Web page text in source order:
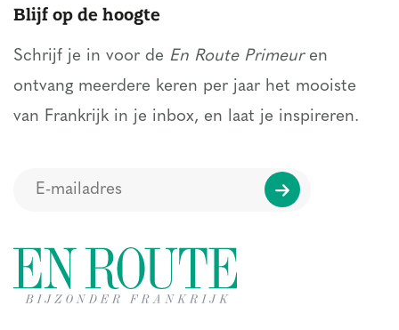
Blijf op de hoogte
Schrijf je in voor de En Route Primeuren
ontvang meerdere keren per jaar het mooiste
van Frankrijk in je inbox, en laat je inspireren.